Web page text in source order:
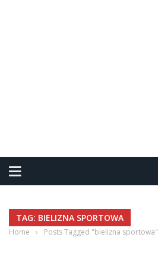
TAG: BIELIZNA SPORTOWA
Home › Posts Tagged "bielizna sportowa"